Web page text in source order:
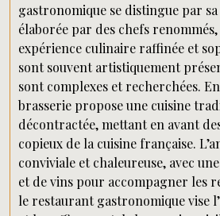
gastronomique se distingue par
élaborée par des chefs
expérience culinaire raffinée et
sont souvent artistiquement
sont complexes et recherchées.
brasserie propose une cuisine
décontractée, mettant en avant
copieux de la cuisine française.
conviviale et chaleureuse, avec
et de vins pour accompagner les
le restaurant gastronomique vise